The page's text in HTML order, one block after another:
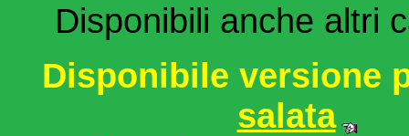
Disponibili anche altri
Disponibile versione
salata